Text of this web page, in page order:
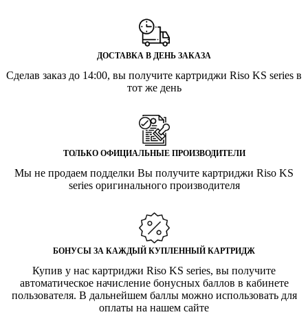
ДОСТАВКА В ДЕНЬ ЗАКАЗА
Сделав заказ до 14:00, вы получите картриджи Riso KS series в
тот же день
ТОЛЬКО ОФИЦИАЛЬНЫЕ ПРОИЗВОДИТЕЛИ
Мы не продаем подделки Вы получите картриджи Riso KS
series оригинального производителя
БОНУСЫ ЗА КАЖДЫЙ КУПЛЕННЫЙ КАРТРИДЖ
Купив у нас картриджи Riso KS series, вы получите
автоматическое начисление бонусных баллов в кабинете
пользователя. В дальнейшем баллы можно использовать для
оплаты на нашем сайте